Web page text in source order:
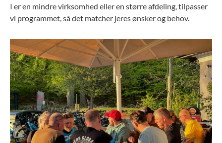
I er en mindre virksomhed eller en større afdeling, tilpasser
vi programmet, så det matcher jeres ønsker og behov.